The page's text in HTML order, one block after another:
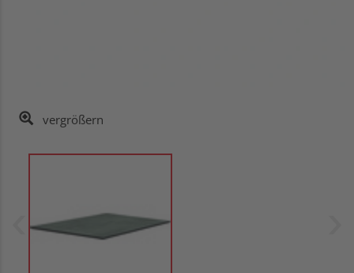
vergrößern